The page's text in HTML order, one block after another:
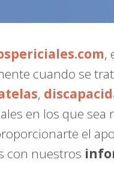
,
cuando se
,
en los que
el
con nuestros